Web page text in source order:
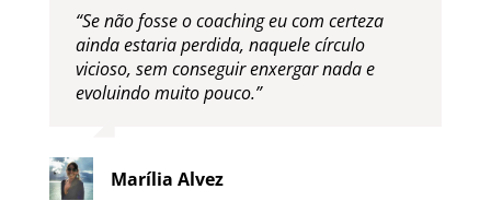
“Se não fosse o coaching eu com certeza
ainda estaria perdida, naquele círculo
vicioso, sem conseguir enxergar nada e
evoluindo muito pouco.”
Marília Alvez